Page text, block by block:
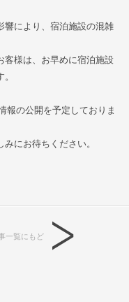
響により、宿泊施設の混雑
客様は、お早めに宿泊施設
報の公開を予定しておりま
にお待ちください。
一覧にもど